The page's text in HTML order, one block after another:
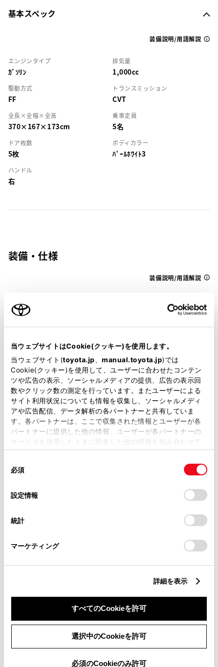
当ウェブサイトはCookie(クッキー)を使用します。
当ウェブサイト(toyota.jp manual.toyota.jp)では
Cookie(クッキー)を使用して、ユーザーに合わせたコンテン
ツや広告の表示、ソーシャルメディアの提供、広告の表示回
数やクリック数の測定を行っています。またユーザーによる
サイト利用状況についても情報を収集し、ソーシャルメディ
アや広告配信、データ解析の各パートナーと共有していま
す。各パートナーは、ここで収集された情報とユーザーが各
パートナーに提供した他の情報、ユーザーが各パートナーの
サービスを使用したときに収集した他の情報を組み合わせて
使用することがあります。当ウェブサイトの使用を続行する
デバイスにすべてのCookie(クッキー)が保存されることに同
意したことになります。Cookie(クッキー)のオプトアウト、
設定の変更、同意を撤回したりするにあたっては、当社の
「Cookie（クッキー）情報の取り扱いについて
」をご覧くだ
必須
設定情報
統計
マーケティング
詳細を表示
すべてのCookieを許可
選択中のCookieを許可
必須のCookieのみ許可
基本スペック
装備説明/用語解説
エンジンタイプ
ｶﾞｿﾘﾝ
排気量
1,000cc
駆動方式
FF
トランスミッション
CVT
全長×全幅×全高
370×167×173cm
乗車定員
5名
ドア枚数
5枚
ボディカラー
ﾊﾟｰﾙﾎﾜｲﾄ3
ハンドル
右
装備・仕様
装備説明/用語解説
基本装備
パワステ
パワーウィンドウ
ABS
横滑防止装置
：ｽﾏｰﾄｷ-
リモコンスターター
安全装置・運転サポート